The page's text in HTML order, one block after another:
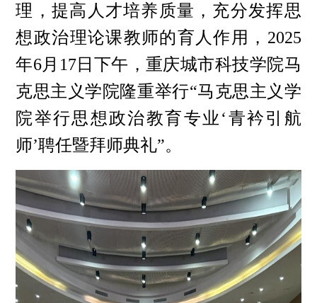
理，提高人才培养质量，充分发挥思
想政治理论课教师的育人作用，2025
年6月17日下午，重庆城市科技学院马
克思主义学院隆重举行“马克思主义学
院举行思想政治教育专业‘青衿引航
师’聘任暨拜师典礼”。